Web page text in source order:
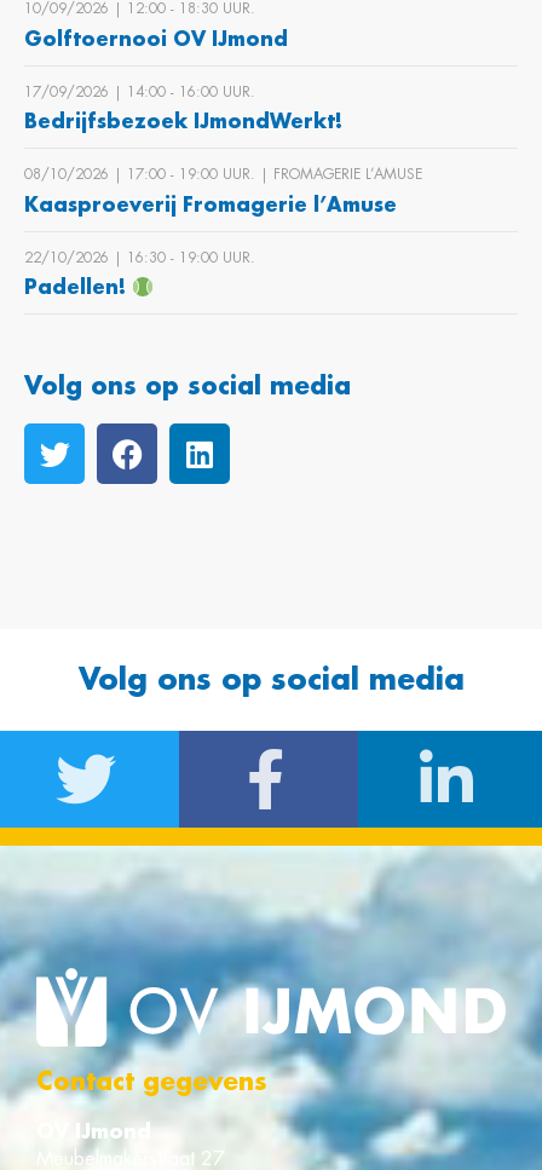
10/09/2026 | 12:00 ‐ 18:30 UUR.
Golftoernooi OV IJmond
17/09/2026 | 14:00 ‐ 16:00 UUR.
Bedrijfsbezoek IJmondWerkt!
08/10/2026 | 17:00 ‐ 19:00 UUR. | FROMAGERIE L’AMUSE
Kaasproeverij Fromagerie l’Amuse
22/10/2026 | 16:30 ‐ 19:00 UUR.
Padellen!
Volg ons op social media
Volg ons op social media
Contact gegevens
OV IJmond
Meubelmakerstraat 27